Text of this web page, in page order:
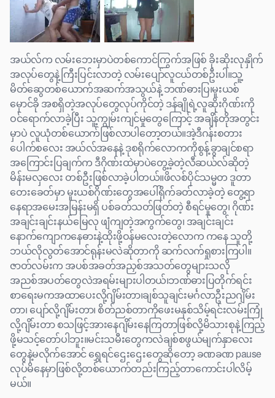
အယ်လ်က လမ်းဘေးမှာပဲတစ်ကောင်ကြွက်အဖြစ် ခိုးဆိုးလုနှိုက်
အလုပ်တွေနဲ့ကြီးပြင်းလာတဲ့ လမ်းပျော်လူငယ်တစ်ဦးပါ။သူ့
မိတ်ဆွေတစ်ယောက်အဆက်အသွယ်နဲ့ ဘဏ်ဓားပြ၊မူးယစ်
မှောင်ခို အစရှိတဲ့အလုပ်တွေလုပ်ကိုင်တဲ့ ဒန်ချိုရဲ့လူဆိုးဂိုဏ်းကို
ဝင်ရောက်လာခဲ့ပြီး သူ့ကျွမ်းကျင်မှုတွေကြောင့် အချိန်တိုအတွင်း
မှာပဲ လူယုံတစ်ယောက်ဖြစ်လာပါတော့တယ်။အဲ့ဒီဂန်းစတား
ပေါက်စလေး အယ်လ်အနေနဲ့ ဒုစရိုက်လောကကိုစွန့်ခွာချင်စရာ
အကြောင်းပြချက်က ဒီဂိုဏ်းထဲမှာပဲတွေ့ခဲ့တဲ့လီဆယ်လ်ဆိုတဲ့
မိန်းမလှလေး တစ်ဦးဖြစ်လာခဲ့ပါတယ်။ဖိလစ်ပိုင်သမ္မတ ဒူတာ
တေးခေတ်မှာ မူးယစ်ဂိုဏ်းတွေအပေါ်ရိုက်ခတ်လာခဲ့တဲ့ တွေ့ရာ
နေရာအမေးအမြန်းမရှိ ပစ်ခတ်သတ်ဖြတ်တဲ့ စီရင်မှုတွေ၊ ဂိုဏ်း
အချင်းချင်းနယ်မြေလု ဖျံကျတဲ့အကွက်တွေ၊ အချင်းချင်း
နောက်ကျောကနေဓားနဲ့ထိုးဖို့ဝန်မလေးတဲ့လောက ကနေ သူတို့
ဘယ်လိုလွတ်အောင်ရုန်းမလဲဆိုတာကို ဆက်လက်ရှုစားကြပါ။
ဇာတ်လမ်းက အပစ်အခတ်အညှစ်အသတ်တွေများသလို
အညစ်အပတ်တွေလဲအရမ်းများပါတယ်၊ဘဏ်ဓားပြတိုက်ရင်း
စာရေးမကအထာပေးလို့ဂျိမ်းတာ၊ချစ်သူချင်းမင်္ဂလာဦးညဂျိမ်း
တာ၊ ပျော်လို့ဂျိမ်းတာ၊ စိတ်ညစ်တာကိုဖေးမနှစ်သိမ့်ရင်းလမ်းကြုံ
လို့ဂျိမ်းတာ စသဖြင့်အားနေဂျိမ်းနေကြတာဖြစ်လို့မိသားစုနဲ့ကြည့်
ဖို့မသင့်တော်ပါဘူး။မင်းသမီးတွေကလဲချစ်စဖွယ်မျက်နှာလေး
တွေနဲ့မလိုက်အောင် ရွှေရင်ဌေးဌေးတွေဆိုတော့ ခဏခဏ pause
လုပ်မိနေမှာဖြစ်လို့တစ်ယောက်တည်းကြည့်တာကောင်းပါလိမ့်
မယ်။